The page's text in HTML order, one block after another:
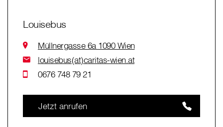
Louisebus
Müllnergasse 6a 1090 Wien
louisebus(at)caritas-wien.at
0676 748 79 21
Jetzt anrufen